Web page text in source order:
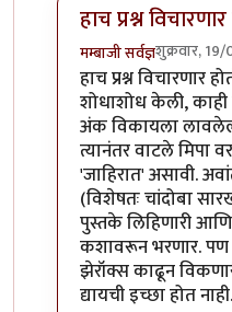
हाच प्रश्न
मम्बाजी सर्वज्ञशुक्रवार,
In reply toफुकट आहे
हाच प्रश्न विचारणार
शोधाशोध केली,
अंक विकायला
त्यानंतर वाटले मिपा
'जाहिरात' असावी.
(विशेषतः चांदोबा
पुस्तके लिहिणारी
कशावरून भरणार. पण
झेरॉक्स काढून
द्यायची इच्छा होत नाही.